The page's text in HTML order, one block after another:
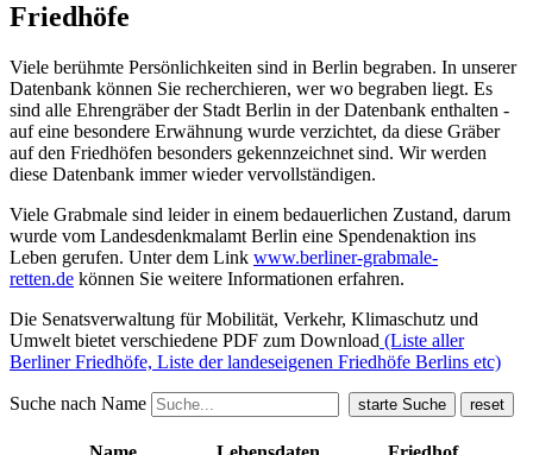
Friedhöfe
Viele berühmte Persönlichkeiten sind in Berlin begraben. In unserer
Datenbank können Sie recherchieren, wer wo begraben liegt. Es
sind alle Ehrengräber der Stadt Berlin in der Datenbank enthalten -
auf eine besondere Erwähnung wurde verzichtet, da diese Gräber
auf den Friedhöfen besonders gekennzeichnet sind. Wir werden
diese Datenbank immer wieder vervollständigen.
Viele Grabmale sind leider in einem bedauerlichen Zustand, darum
wurde vom Landesdenkmalamt Berlin eine Spendenaktion ins
Leben gerufen. Unter dem Link www.berliner-grabmale-
retten.de können Sie weitere Informationen erfahren.
Die Senatsverwaltung für Mobilität, Verkehr, Klimaschutz und
Umwelt bietet verschiedene PDF zum Download (Liste aller
Berliner Friedhöfe, Liste der landeseigenen Friedhöfe Berlins etc)
Suche nach Name